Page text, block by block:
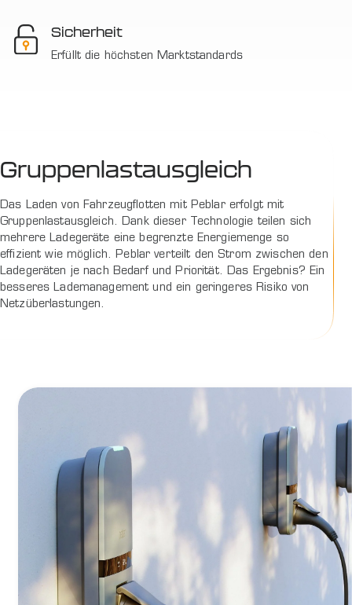
Sicherheit
Erfüllt die höchsten Marktstandards
Gruppenlastausgleich
Das Laden von Fahrzeugflotten mit Peblar erfolgt mit
Gruppenlastausgleich. Dank dieser Technologie teilen sich
mehrere Ladegeräte eine begrenzte Energiemenge so
effizient wie möglich. Peblar verteilt den Strom zwischen den
Ladegeräten je nach Bedarf und Priorität. Das Ergebnis? Ein
besseres Lademanagement und ein geringeres Risiko von
Netzüberlastungen.